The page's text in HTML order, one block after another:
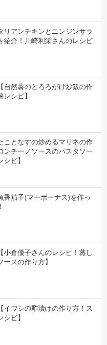
リアンチキンとニンジンサラ
紹介！川崎利栄さんのレシピ
自然薯のとろろがけ炒飯の作
レシピ】
ことなすの炒めるマリネの作
ンチーノソースのパスタソー
シピ】
香茄子(マーボーナス)を作っ
小倉優子さんのレシピ！蒸し
ースの作り方】
イワシの酢漬けの作り方！ス
ピ】